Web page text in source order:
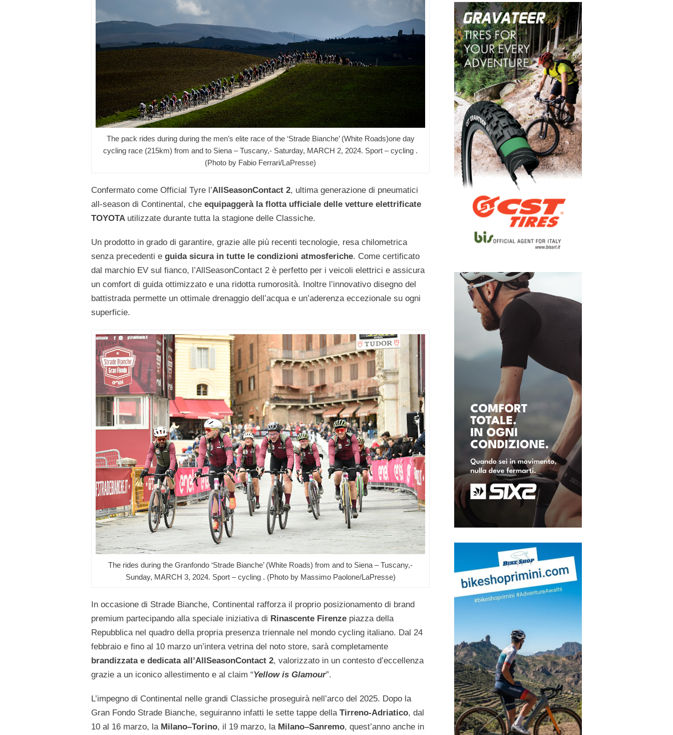
The pack rides during during the men’s elite race of the ‘Strade Bianche’ (White Roads)one day
cycling race (215km) from and to Siena – Tuscany,- Saturday, MARCH 2, 2024. Sport – cycling .
(Photo by Fabio Ferrari/LaPresse)
Confermato come Official Tyre l’AllSeasonContact 2, ultima generazione di pneumatici
all-season di Continental, che equipaggerà la flottaufficiale delle vetture elettrificate
TOYOTA utilizzate durante tutta la stagione delle Classiche.
Un prodotto in grado di garantire, grazie alle più recenti tecnologie, resa chilometrica
senza precedenti e guida sicura in tutte le condizioni atmosferiche. Come certificato
dal marchio EV sul fianco, l’AllSeasonContact 2 è perfetto per i veicoli elettrici e assicura
un comfort di guida ottimizzato e una ridotta rumorosità. Inoltre l’innovativo disegno del
battistrada permette un ottimale drenaggio dell’acqua e un’aderenza eccezionale su ogni
superficie.
The rides during the Granfondo ‘Strade Bianche’ (White Roads) from and to Siena – Tuscany,-
Sunday, MARCH 3, 2024. Sport – cycling . (Photo by Massimo Paolone/LaPresse)
In occasione di Strade Bianche, Continental rafforza il proprio posizionamento di brand
premium partecipando alla speciale iniziativa di Rinascente Firenze piazza della
Repubblica nel quadro della propria presenza triennale nel mondo cycling italiano. Dal 24
febbraio e fino al 10 marzo un’intera vetrina del noto store, sarà completamente
brandizzata e dedicata all’AllSeasonContact 2, valorizzato in un contesto d’eccellenza
grazie a un iconico allestimento e al claim “Yellow is Glamour”.
L’impegno di Continental nelle grandi Classiche proseguirà nell’arco del 2025. Dopo la
Gran Fondo Strade Bianche, seguiranno infatti le sette tappe della Tirreno-Adriatico, dal
10 al 16 marzo, la Milano–Torino, il 19 marzo, la Milano–Sanremo, quest’anno anche in